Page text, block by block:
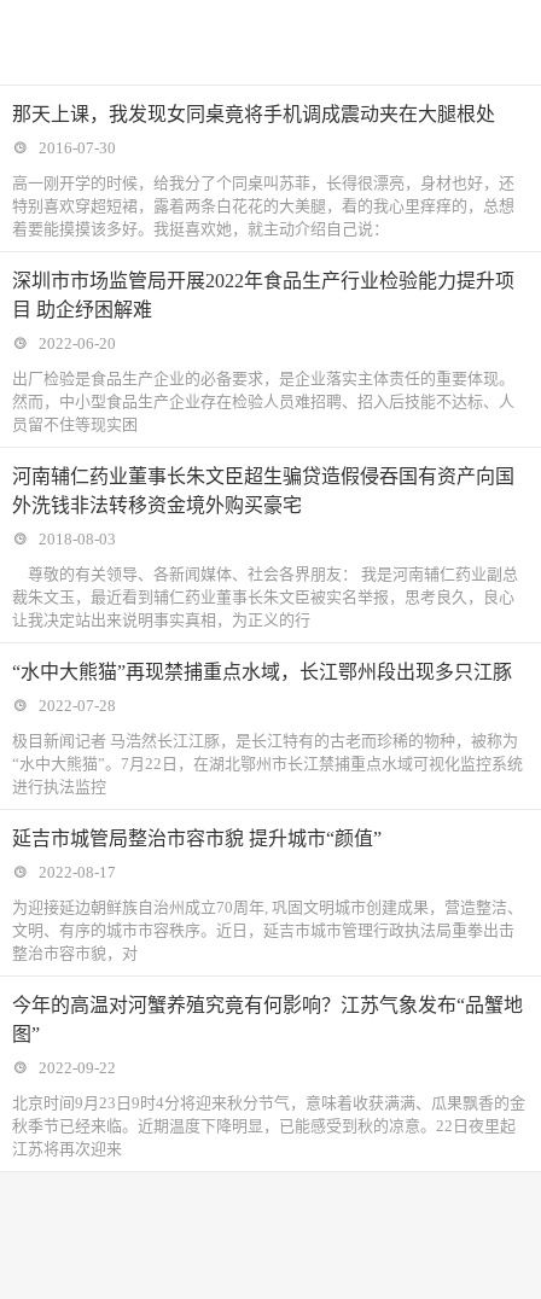
那天上课，我发现女同桌竟将手机调成震动夹在大腿根处
2016-07-30
高一刚开学的时候，给我分了个同桌叫苏菲，长得很漂亮，身材也好，还
特别喜欢穿超短裙，露着两条白花花的大美腿，看的我心里痒痒的，总想
着要能摸摸该多好。我挺喜欢她，就主动介绍自己说：
深圳市市场监管局开展2022年食品生产行业检验能力提升项
目 助企纾困解难
2022-06-20
出厂检验是食品生产企业的必备要求，是企业落实主体责任的重要体现。
然而，中小型食品生产企业存在检验人员难招聘、招入后技能不达标、人
员留不住等现实困
河南辅仁药业董事长朱文臣超生骗贷造假侵吞国有资产向国
外洗钱非法转移资金境外购买豪宅
2018-08-03
尊敬的有关领导、各新闻媒体、社会各界朋友： 我是河南辅仁药业副总
裁朱文玉，最近看到辅仁药业董事长朱文臣被实名举报，思考良久，良心
让我决定站出来说明事实真相，为正义的行
“水中大熊猫”再现禁捕重点水域，长江鄂州段出现多只江豚
2022-07-28
极目新闻记者 马浩然长江江豚，是长江特有的古老而珍稀的物种，被称为
“水中大熊猫”。7月22日，在湖北鄂州市长江禁捕重点水域可视化监控系统
进行执法监控
延吉市城管局整治市容市貌 提升城市“颜值”
2022-08-17
为迎接延边朝鲜族自治州成立70周年, 巩固文明城市创建成果，营造整洁、
文明、有序的城市市容秩序。近日，延吉市城市管理行政执法局重拳出击
整治市容市貌，对
今年的高温对河蟹养殖究竟有何影响？江苏气象发布“品蟹地
图”
2022-09-22
北京时间9月23日9时4分将迎来秋分节气，意味着收获满满、瓜果飘香的金
秋季节已经来临。近期温度下降明显，已能感受到秋的凉意。22日夜里起
江苏将再次迎来